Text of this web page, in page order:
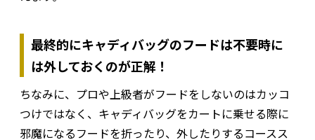
最終的にキャディバッグのフードは不要時に
は外しておくのが正解！
ちなみに、プロや上級者がフードをしないのはカッコ
つけではなく、キャディバッグをカートに乗せる際に
邪魔になるフードを折ったり、外したりするコースス